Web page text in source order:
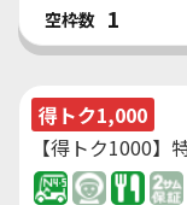
空枠数 1
得トク1,000
【得トク1000